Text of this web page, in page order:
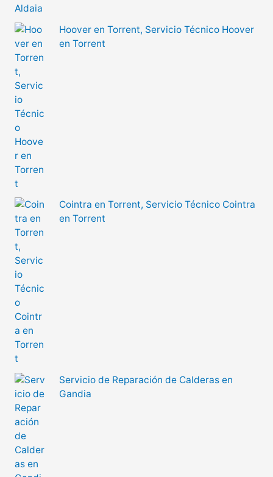
Hoover en Torrent, Servicio Técnico Hoover
en Torrent
Cointra en Torrent, Servicio Técnico Cointra
en Torrent
Servicio de Reparación de Calderas en
Gandia